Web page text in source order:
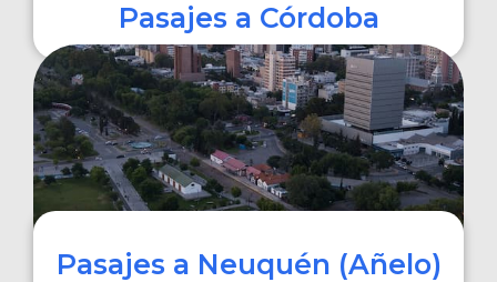
Pasajes a Córdoba
COMPRAR
Pasajes a Neuquén (Añelo)